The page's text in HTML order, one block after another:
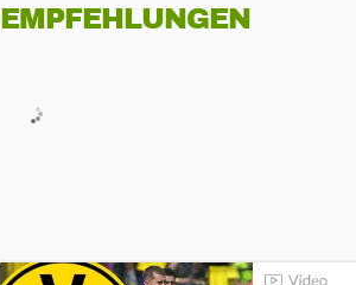
EMPFEHLUNGEN